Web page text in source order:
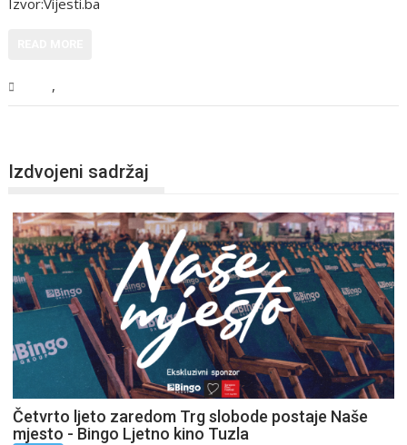
Izvor:Vijesti.ba
,
Izdvojeni sadržaj
Četvrto ljeto zaredom Trg slobode postaje Naše
mjesto - Bingo Ljetno kino Tuzla